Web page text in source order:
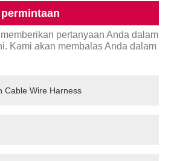
pertanyaan Anda dalam
Kami akan membalas Anda dalam